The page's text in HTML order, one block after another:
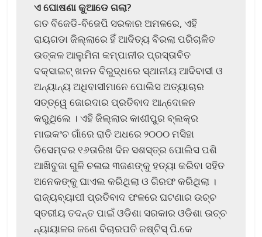
ଏ ଘୋଷଣା କୁଆଡେ ଗଲା?
ଗତ ବିଜେଡି-ବିଜେପି ସରକାର ଅମଳରେ, ଏହି
ରାୟଗଡା ଜିଲ୍ଲାରେ ହିଁ ଆଦିତ୍ୟ ବିରଲା ପରିଚାଳିତ
ଉତ୍କଳ ଆଲୁମିନା କମ୍ପାନୀର ପ୍ରସ୍ତାବିତ
ବକ୍ସାଇଟ୍ ଖନନ ବିରୁଦ୍ଧରେ ସ୍ଥାନୀୟ ଆଦିବାସୀ ଓ
ଅନ୍ୟାନ୍ୟ ଅଧିବାସୀମାନେ ପୋଲିସ ଅତ୍ୟାଚାର
ସତ୍ତ୍ୱେ ଜୋରଦାର ପ୍ରତିବାଦ ଆନ୍ଦୋଳନ
କରୁଥିଲେ । ଏହି ଜିଲ୍ଲାର କାଶୀପୁର ବ୍ଲକ୍‌ର
ମାଇକଂଚ ଗାଁରେ ରାତି ଅଧରେ ୨୦୦୦ ମସିହା
ଡିସେମ୍ବର ୧୬ତାରିଖ ଦିନ ସଶସ୍ତ୍ର ପୋଲିସ ପଶି
ଆଖିବୁଜା ଗୁଳି ଚଳାଇ ୩ଜଣଙ୍କୁ ହତ୍ୟା କରିବା ସହିତ
ଅନେକଙ୍କୁ ଘାଏଲ କରିଥିଲା ଓ ଗିରଫ କରିଥିଲା ।
ରାଜ୍ୟବ୍ୟାପୀ ପ୍ରତିବାଦ ଫଳରେ ଘଟଣାର ଉଚ୍ଚ
ସ୍ତରୀୟ ତଦନ୍ତ ପାଇଁ ଓଡିଶା ସରକାର ଓଡିଶା ଉଚ୍ଚ
ନ୍ୟାୟାଳର ଜଣେ ବିଚାରପତି ଜଷ୍ଟିସ୍ ପି.କେ